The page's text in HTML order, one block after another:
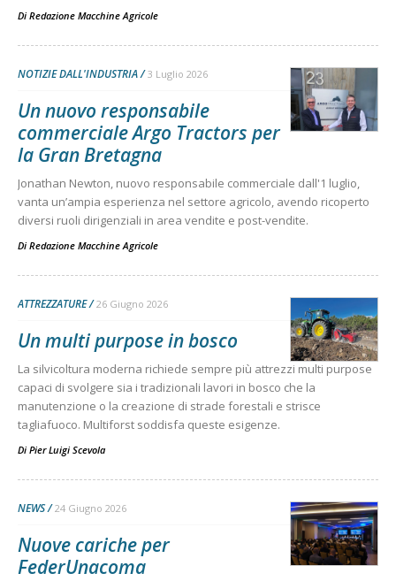
Di Redazione Macchine Agricole
NOTIZIE DALL'INDUSTRIA 3 Luglio 2026
Un nuovo responsabile
commerciale Argo Tractors per
la Gran Bretagna
Jonathan Newton, nuovo responsabile commerciale dall'1 luglio,
vanta un’ampia esperienza nel settore agricolo, avendo ricoperto
diversi ruoli dirigenziali in area vendite e post-vendite.
Di Redazione Macchine Agricole
ATTREZZATURE 26 Giugno 2026
Un multi purpose in bosco
La silvicoltura moderna richiede sempre più attrezzi multi purpose
capaci di svolgere sia i tradizionali lavori in bosco che la
manutenzione o la creazione di strade forestali e strisce
tagliafuoco. Multiforst soddisfa queste esigenze.
Di Pier Luigi Scevola
NEWS 24 Giugno 2026
Nuove cariche per
FederUnacoma